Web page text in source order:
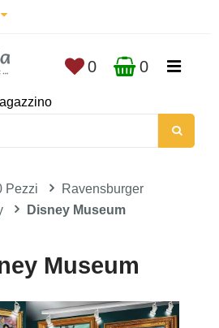
0 0
Pezzi
Ravensburger
Disney Museum
Museum